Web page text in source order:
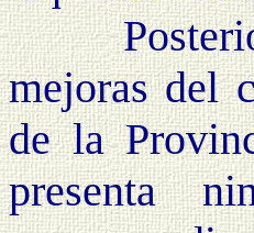
mejoras del
de la
presenta